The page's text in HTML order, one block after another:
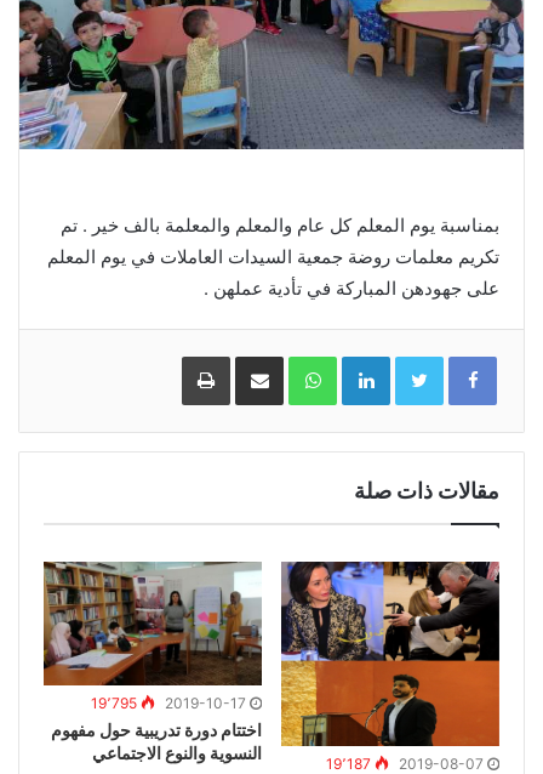
بمناسبة يوم المعلم كل عام والمعلم والمعلمة بالف خير . تم
تكريم معلمات روضة جمعية السيدات العاملات في يوم المعلم
على جهودهن المباركة في تأدية عملهن .
LinkedIn
WhatsAppمشاركة
البريد
طباعة
مقالات ذات صلة
2019-08-07 19٬187
2019-10-17 19٬795
اختتام دورة تدريبية حول مفهوم
النسوية والنوع الاجتماعي